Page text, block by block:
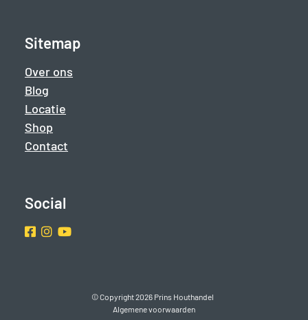
Sitemap
Over ons
Blog
Locatie
Shop
Contact
Social
Facebook
Instragram
Youtube
© Copyright 2026 Prins Houthandel
Algemene voorwaarden